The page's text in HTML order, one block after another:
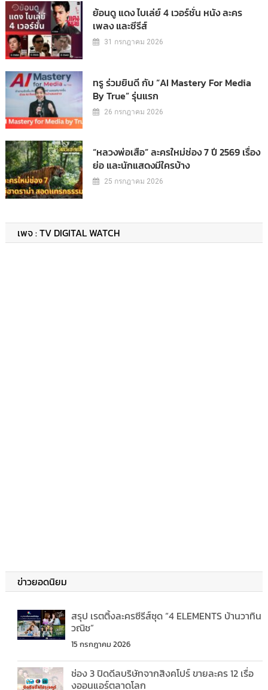
ย้อนดู แดง ไบเล่ย์ 4 เวอร์ชั่น หนัง ละคร
เพลง และซีรีส์
31 กรกฎาคม 2026
ทรู ร่วมยินดี กับ “AI Mastery For Media
By True” รุ่นแรก
26 กรกฎาคม 2026
“หลวงพ่อเสือ” ละครใหม่ช่อง 7 ปี 2569 เรื่อง
ย่อ และนักแสดงมีใครบ้าง
25 กรกฎาคม 2026
เพจ : TV DIGITAL WATCH
ข่าวยอดนิยม
สรุป เรตติ้งละครซีรีส์ชุด “4 ELEMENTS บ้านวาทิน
วณิช”
15 กรกฎาคม 2026
ช่อง 3 ปิดดีลบริษัทจากสิงคโปร์ ขายละคร 12 เรื่อ
งออนแอร์ตลาดโลก